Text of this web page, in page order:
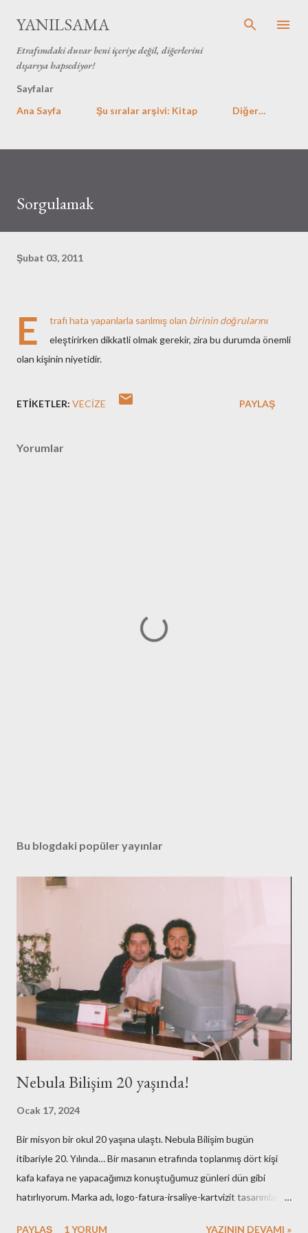
YANILSAMA
Etrafımdaki duvar beni içeriye değil, diğerlerini
dışarıya hapsediyor!
Sayfalar
Ana Sayfa
Şu sıralar arşivi: Kitap Diğer…
Sorgulamak
Şubat 03, 2011
E trafı hata yapanlarla sarılmış olan birinin doğrularını
eleştirirken dikkatli olmak gerekir, zira bu durumda önemli
olan kişinin niyetidir.
ETIKETLER: VECIZE PAYLAŞ
Yorumlar
Bu blogdaki popüler yayınlar
Nebula Bilişim 20 yaşında!
Ocak 17, 2024
Bir misyon bir okul 20 yaşına ulaştı. Nebula Bilişim bugün
itibariyle 20. Yılında… Bir masanın etrafında toplanmış dört kişi
kafa kafaya ne yapacağımızı konuştuğumuz günleri dün gibi
hatırlıyorum. Marka adı, logo-fatura-irsaliye-kartvizit tasarımları,
PAYLAŞ 1 YORUM YAZININ DEVAMI »